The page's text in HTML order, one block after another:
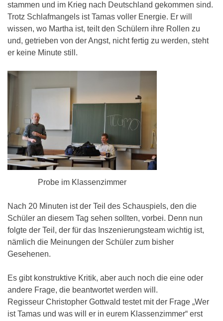
stammen und im Krieg nach Deutschland gekommen sind.
Trotz Schlafmangels ist Tamas voller Energie. Er will
wissen, wo Martha ist, teilt den Schülern ihre Rollen zu
und, getrieben von der Angst, nicht fertig zu werden, steht
er keine Minute still.
Probe im Klassenzimmer
Nach 20 Minuten ist der Teil des Schauspiels, den die
Schüler an diesem Tag sehen sollten, vorbei. Denn nun
folgte der Teil, der für das Inszenierungsteam wichtig ist,
nämlich die Meinungen der Schüler zum bisher
Gesehenen.
Es gibt konstruktive Kritik, aber auch noch die eine oder
andere Frage, die beantwortet werden will.
Regisseur Christopher Gottwald testet mit der Frage „Wer
ist Tamas und was will er in eurem Klassenzimmer“ erst